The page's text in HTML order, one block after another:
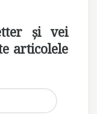
și vei
articolele